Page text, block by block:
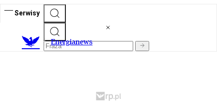
Serwisy
Energianews